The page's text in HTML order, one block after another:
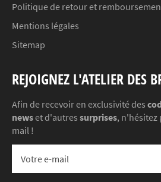
Politique de retour et
Mentions légales
Sitemap
REJOIGNEZ L'ATELIER DES
Afin de recevoir en exclusivité des
newset d'autres surprises, n'hésitez
mail !